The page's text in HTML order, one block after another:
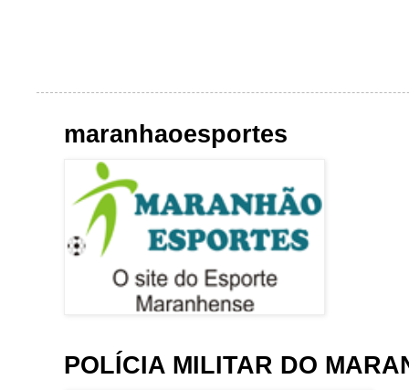
maranhaoesportes
POLÍCIA MILITAR DO